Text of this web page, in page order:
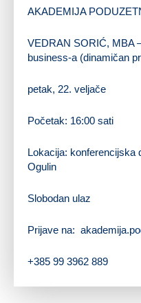
AKADEMIJA
VEDRAN SORIĆ, MBA
business-a (dinamičan
petak, 22. veljače
Početak: 16:00 sati
Lokacija: konferencijska
Ogulin
Slobodan ulaz
Prijave na:
+385 99 3962 889